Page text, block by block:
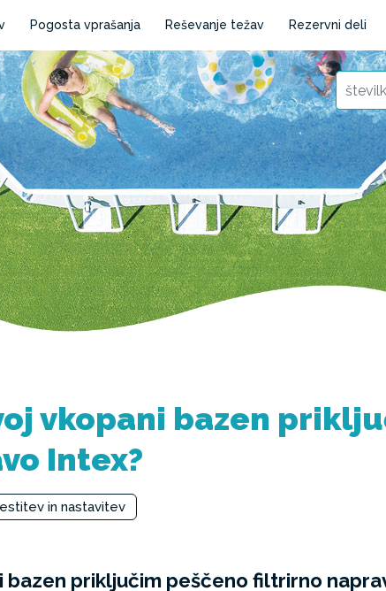
Pogosta vprašanja Reševanje težav Rezervni deli
vkopani bazen
Intex?
in nastavitev
bazen priključim peščeno filtrirno